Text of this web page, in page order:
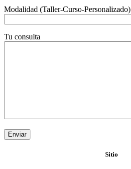
Modalidad (Taller-Curso-Personalizado)
Tu consulta
Sitio